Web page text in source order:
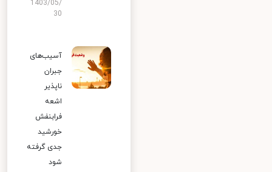
1403/05/
30
آسیب‌های
جبران
ناپذیر
اشعه
فرابنفش
خورشید
جدی گرفته
شود